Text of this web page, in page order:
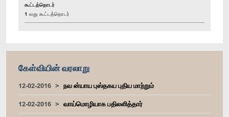
கூட்டத்தொடர்
1 வது கூட்டத்தொடர்
கேள்வியின் வரலாறு
12-02-2016
நவ ன்யாய புஸ்தகய புதிய மாற்றும்
12-02-2016
வாய்மொழியாக பதிலளித்தார்